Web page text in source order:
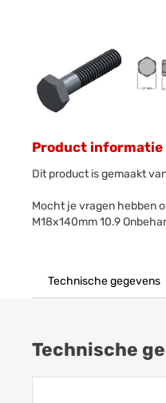
Product informatie
Dit product is gemaakt
Mocht je vragen hebben
M18x140mm 10.9
Technische gegevens
Technische